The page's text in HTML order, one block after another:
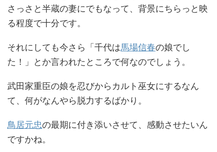
さっさと半蔵の妻にでもなって、背景にちらっと映
る程度で十分です。
それにしても今さら「千代は馬場信春の娘でし
た！」とか言われたところで何なのでしょう。
武田家重臣の娘を忍びからカルト巫女にするなん
て、何がなんやら脱力するばかり。
鳥居元忠の最期に付き添いさせて、感動させたいん
ですかね。